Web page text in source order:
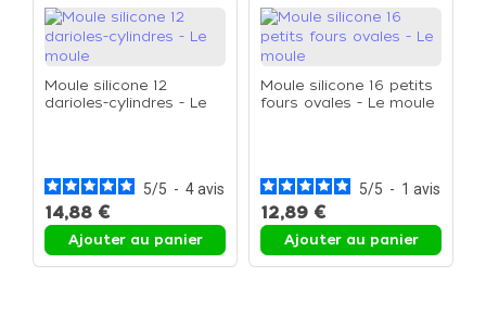
Moule silicone 12
darioles-cylindres - Le
5/5 - 4avis
14,88 €
Ajouter au panier
Moule silicone 16 petits
fours ovales - Le moule
5/5 - 1 avis
12,89 €
Ajouter au panier